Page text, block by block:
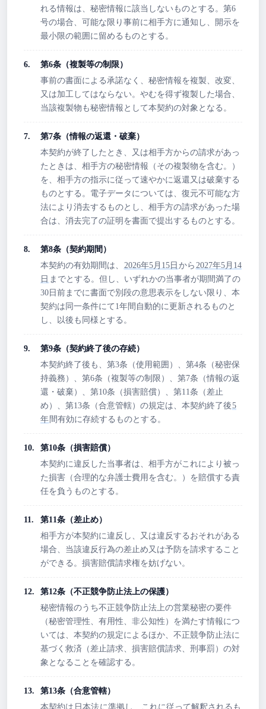
れる情報は、秘密情報に該当しないものとする。第6
号の場合、可能な限り事前に相手方に通知し、開示を
最小限の範囲に留めるものとする。
第6条（複製等の制限）
事前の書面による承諾なく、秘密情報を複製、改変、
又は加工してはならない。やむを得ず複製した場合、
当該複製物も秘密情報として本契約の対象となる。
第7条（情報の返還・破棄）
本契約が終了したとき、又は相手方からの請求があっ
たときは、相手方の秘密情報（その複製物を含む。）
を、相手方の指示に従って速やかに返還又は破棄する
ものとする。電子データについては、復元不可能な方
法により消去するものとし、相手方の請求があった場
合は、消去完了の証明を書面で提出するものとする。
第8条（契約期間）
本契約の有効期間は、 2026年5月15日 から 2027年5月14
日 までとする。但し、いずれかの当事者が期間満了の
30日前までに書面で別段の意思表示をしない限り、本
契約は同一条件にて1年間自動的に更新されるものと
し、以後も同様とする。
第9条（契約終了後の存続）
本契約終了後も、第3条（使用範囲）、第4条（秘密保
持義務）、第6条（複製等の制限）、第7条（情報の返
還・破棄）、第10条（損害賠償）、第11条（差止
め）、第13条（合意管轄）の規定は、本契約終了後5
年 間有効に存続するものとする。
第10条（損害賠償）
本契約に違反した当事者は、相手方がこれにより被っ
た損害（合理的な弁護士費用を含む。）を賠償する責
任を負うものとする。
第11条（差止め）
相手方が本契約に違反し、又は違反するおそれがある
場合、当該違反行為の差止め又は予防を請求すること
ができる。損害賠償請求権を妨げない。
第12条（不正競争防止法上の保護）
秘密情報のうち不正競争防止法上の営業秘密の要件
（秘密管理性、有用性、非公知性）を満たす情報につ
いては、本契約の規定によるほか、不正競争防止法に
基づく救済（差止請求、損害賠償請求、刑事罰）の対
象となることを確認する。
第13条（合意管轄）
本契約は 日本法に準拠し、これに従って解釈されるも